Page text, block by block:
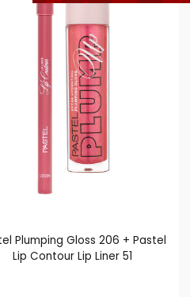
Plumping Gloss 206 + Pastel
Lip Contour Lip Liner 51